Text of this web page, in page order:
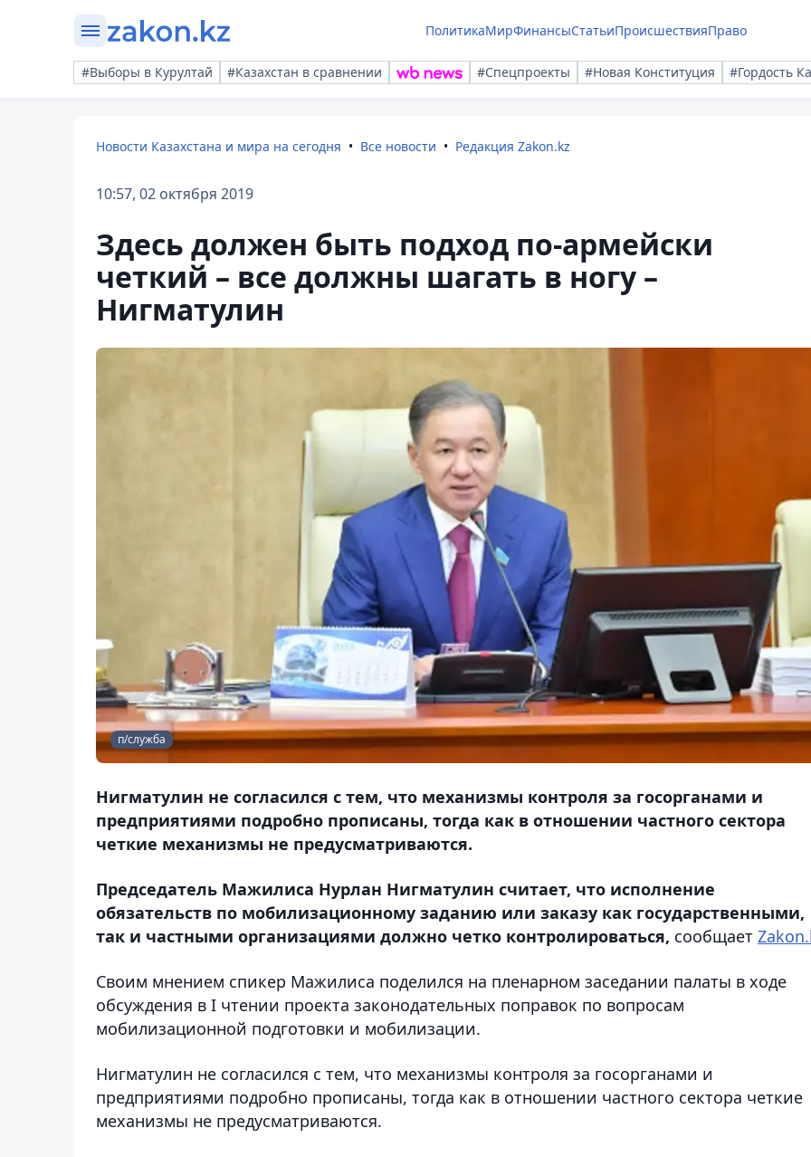
ПолитикаМирФинансыСтатьиПроисшествияПраво
#Выборы в Курултай #Казахстан в сравнении #Спецпроекты #Новая Конституция #Гордость
Новости Казахстана и мира на сегодня Все новости Редакция Zakon.kz
10:57, 02 октября 2019
Здесь должен быть подход по-армейски
четкий – все должны шагать в ногу –
Нигматулин
п/служба
Нигматулин не согласился с тем, что механизмы контроля за госорганами и
предприятиями подробно прописаны, тогда как в отношении частного сектора
четкие механизмы не предусматриваются.
Председатель Мажилиса Нурлан Нигматулин считает, что исполнение
обязательств по мобилизационному заданию или заказу как государственными,
так и частными организациями должно четко контролироваться, сообщает
Своим мнением спикер Мажилиса поделился на пленарном заседании палаты в ходе
обсуждения в I чтении проекта законодательных поправок по вопросам
мобилизационной подготовки и мобилизации.
Нигматулин не согласился с тем, что механизмы контроля за госорганами и
предприятиями подробно прописаны, тогда как в отношении частного сектора четкие
механизмы не предусматриваются.